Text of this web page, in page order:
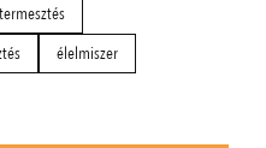
élelmiszer